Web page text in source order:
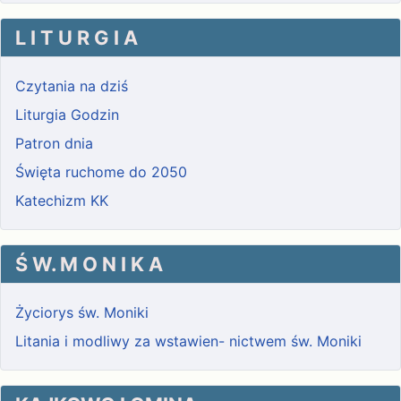
L I T U R G I A
Czytania na dziś
Liturgia Godzin
Patron dnia
Święta ruchome do 2050
Katechizm KK
Ś W. M O N I K A
Życiorys św. Moniki
Litania i modliwy za wstawien- nictwem św. Moniki